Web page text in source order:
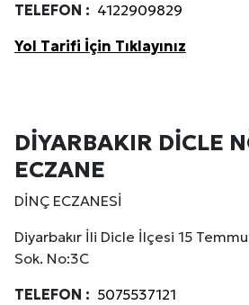
TELEFON : 4122909829
Yol Tarifi İçin Tıklayınız
DİYARBAKIR DİCLE
ECZANE
DİNÇ ECZANESİ
Diyarbakır İli Dicle İlçesi 15
Sok. No:3C
TELEFON : 5075537121